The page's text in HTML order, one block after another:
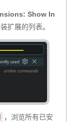
Show In
扩展的列表。
，浏览所有已安